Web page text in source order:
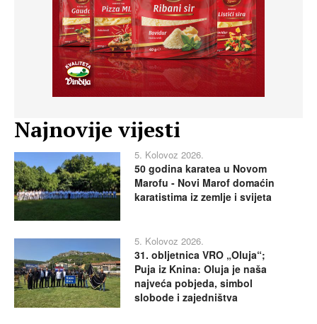
Najnovije vijesti
5. Kolovoz 2026.
50 godina karatea u Novom
Marofu - Novi Marof domaćin
karatistima iz zemlje i svijeta
5. Kolovoz 2026.
31. obljetnica VRO „Oluja“;
Puja iz Knina: Oluja je naša
najveća pobjeda, simbol
slobode i zajedništva